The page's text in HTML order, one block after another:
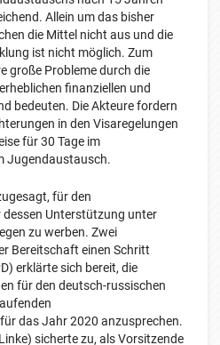
Allein um das bisher
die Mittel nicht aus und die
ist nicht möglich. Zum
große Probleme durch die
finanziellen und
bedeuten. Die Akteure fordern
in den Visaregelungen
für 30 Tage im
Jugendaustausch.
für den
Unterstützung unter
zu werben. Zwei
Bereitschaft einen Schritt
erklärte sich bereit, die
für den deutsch-russischen
das Jahr 2020 anzusprechen.
sicherte zu, als Vorsitzende